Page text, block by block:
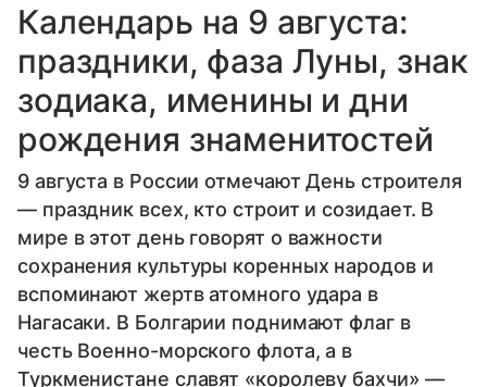
Календарь на 9 августа:
праздники, фаза Луны, знак
зодиака, именины и дни
рождения знаменитостей
9 августа в России отмечают День строителя
— праздник всех, кто строит и созидает. В
мире в этот день говорят о важности
сохранения культуры коренных народов и
вспоминают жертв атомного удара в
Нагасаки. В Болгарии поднимают флаг в
честь Военно-морского флота, а в
Туркменистане славят «королеву бахчи» —